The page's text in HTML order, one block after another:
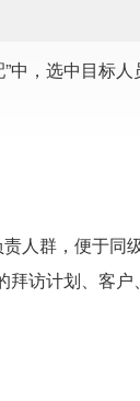
中，选中目标
人群，便于同
访计划、客户